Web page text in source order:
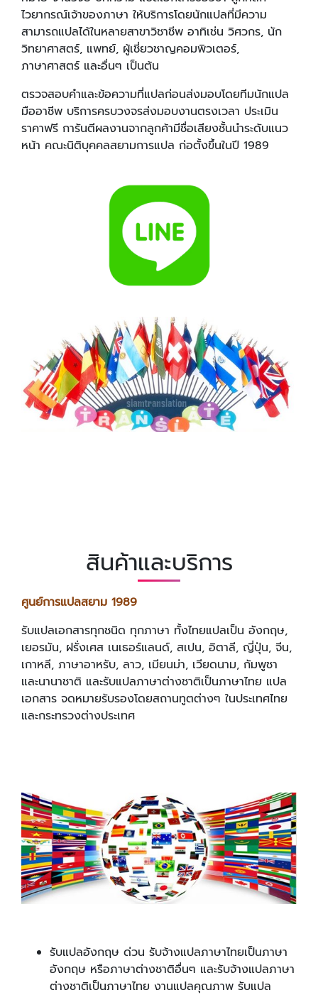
ไวยากรณ์เจ้าของภาษา ให้บริการโดยนักแปลที่มีความ
สามารถแปลได้ในหลายสาขาวิชาชีพ อาทิเช่น วิศวกร, นัก
วิทยาศาสตร์, แพทย์, ผู้เชี่ยวชาญคอมพิวเตอร์,
ภาษาศาสตร์ และอื่นๆ เป็นต้น
ตรวจสอบคำและข้อความที่แปลก่อนส่งมอบโดยทีมนักแปล
มืออาชีพ บริการครบวงจรส่งมอบงานตรงเวลา ประเมิน
ราคาฟรี การันตีผลงานจากลูกค้ามีชื่อเสียงชั้นนำระดับแนว
หน้า คณะนิติบุคคลสยามการแปล ก่อตั้งขึ้นในปี 1989
สินค้าและบริการ
ศูนย์การแปลสยาม 1989
รับแปลเอกสารทุกชนิด ทุกภาษา ทั้งไทยแปลเป็น อังกฤษ,
เยอรมัน, ฝรั่งเศส เนเธอร์แลนด์, สเปน, อิตาลี, ญี่ปุ่น, จีน,
เกาหลี, ภาษาอาหรับ, ลาว, เมียนม่า, เวียดนาม, กัมพูชา
และนานาชาติ และรับแปลภาษาต่างชาติเป็นภาษาไทย แปล
เอกสาร จดหมายรับรองโดยสถานทูตต่างๆ ในประเทศไทย
และกระทรวงต่างประเทศ
รับแปลอังกฤษ ด่วน รับจ้างแปลภาษาไทยเป็นภาษา
อังกฤษ หรือภาษาต่างชาติอื่นๆ และรับจ้างแปลภาษา
ต่างชาติเป็นภาษาไทย งานแปลคุณภาพ รับแปล